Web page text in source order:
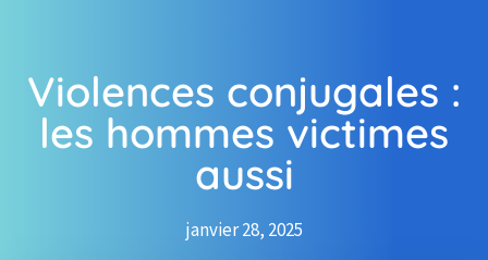
Violences conjugales :
les hommes victimes
aussi
janvier 28, 2025